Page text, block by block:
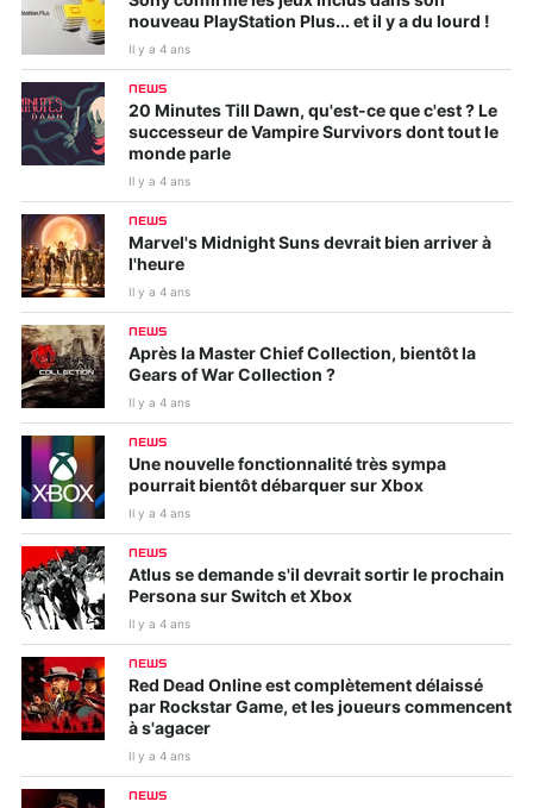
nouveau PlayStation Plus... et il y a du lourd !
Il y a 4 ans
NEWS
20 Minutes Till Dawn, qu'est-ce que c'est ? Le
successeur de Vampire Survivors dont tout le
monde parle
Il y a 4 ans
NEWS
Marvel's Midnight Suns devrait bien arriver à
l'heure
Il y a 4 ans
NEWS
Après la Master Chief Collection, bientôt la
Gears of War Collection ?
Il y a 4 ans
NEWS
Une nouvelle fonctionnalité très sympa
pourrait bientôt débarquer sur Xbox
Il y a 4 ans
NEWS
Atlus se demande s'il devrait sortir le prochain
Persona sur Switch et Xbox
Il y a 4 ans
NEWS
Red Dead Online est complètement délaissé
par Rockstar Game, et les joueurs commencent
à s'agacer
Il y a 4 ans
NEWS